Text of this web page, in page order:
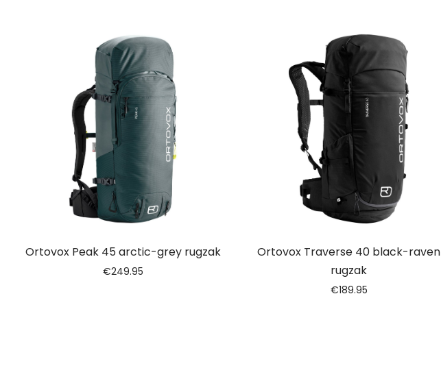
Ortovox Peak 45 arctic-grey rugzak
€249.95
Ortovox Traverse 40 black-raven
rugzak
€189.95